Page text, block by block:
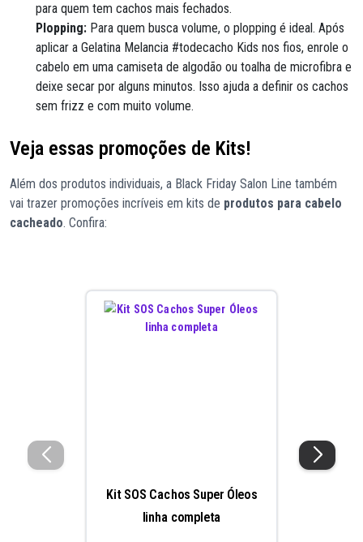
para quem tem cachos mais fechados.
Plopping: Para quem busca volume, o plopping é ideal. Após
aplicar a Gelatina Melancia #todecacho Kids nos fios, enrole o
cabelo em uma camiseta de algodão ou toalha de microfibra e
deixe secar por alguns minutos. Isso ajuda a definir os cachos
sem frizz e com muito volume.
Veja essas promoções de Kits!
Além dos produtos individuais, a Black Friday Salon Line também
vai trazer promoções incríveis em kits de produtos para cabelo
cacheado. Confira:
Kit SOS Cachos Super Óleos
linha completa